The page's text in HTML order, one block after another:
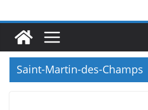
Saint-Martin-des-Champs